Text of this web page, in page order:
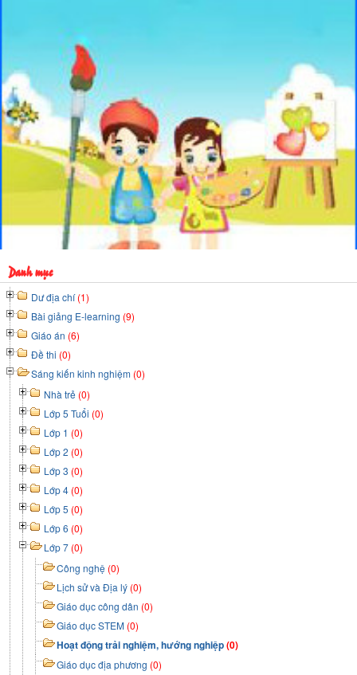
Danh mục
Dư địa chí(1)
Bài giảng E-learning (9)
Giáo án (6)
Đề thi (0)
Sáng kiến kinh nghiệm (0)
Nhà trẻ (0)
Lớp 5 Tuổi (0)
Lớp 1 (0)
Lớp 2 (0)
Lớp 3 (0)
Lớp 4 (0)
Lớp 5 (0)
Lớp 6 (0)
Lớp 7 (0)
Công nghệ (0)
Lịch sử và Địa lý (0)
Giáo dục công dân (0)
Giáo dục STEM (0)
Hoạt động trải nghiệm, hướng nghiệp(0)
Giáo dục địa phương (0)